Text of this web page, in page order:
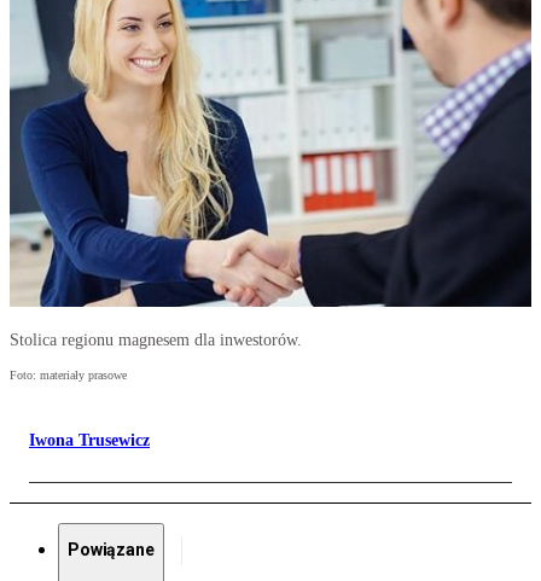
Stolica regionu magnesem dla inwestorów.
Foto: materiały prasowe
Iwona Trusewicz
Powiązane